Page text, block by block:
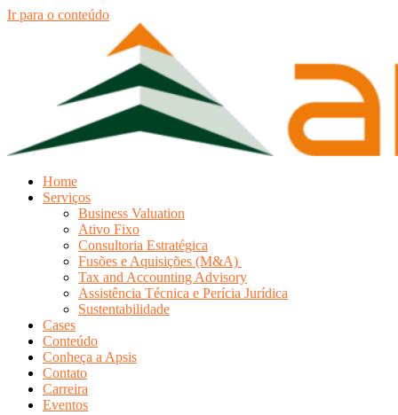
Ir para o conteúdo
Home
Serviços
Business Valuation
Ativo Fixo
Consultoria Estratégica
Fusões e Aquisições (M&A)
Tax and Accounting Advisory
Assistência Técnica e Perícia Jurídica
Sustentabilidade
Cases
Conteúdo
Conheça a Apsis
Contato
Carreira
Eventos